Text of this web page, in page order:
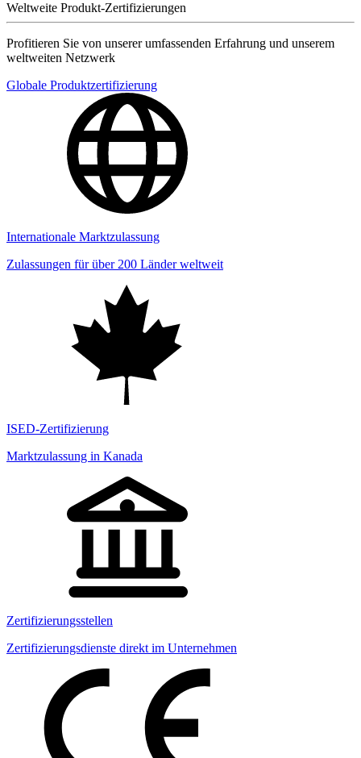
Weltweite Produkt-Zertifizierungen
Profitieren Sie von unserer umfassenden Erfahrung und unserem
weltweiten Netzwerk
Globale Produktzertifizierung
Internationale Marktzulassung
Zulassungen für über 200 Länder weltweit
ISED-Zertifizierung
Marktzulassung in Kanada
Zertifizierungsstellen
Zertifizierungsdienste direkt im Unternehmen